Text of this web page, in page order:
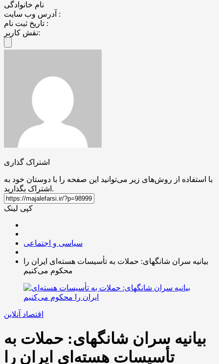
نام خانوادگی
آدرس وب سایت :
تاریخ ثبت نام :
نقش کاربر:
اشتراک گذاری
با استفاده از روش‌های زیر می‌توانید این صفحه را با دوستان خود به
اشتراک بگذارید.
کپی لینک
سیاسی و اجتماعی
بیانیه سران شانگهای: حملات به تأسیسات هسته‌ای ایران را
محکوم می‌کنیم
اقتصاد آنلاین
بیانیه سران شانگهای: حملات به
تأسیسات هسته‌ای ایران را